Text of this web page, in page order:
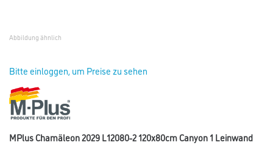
Abbildung ähnlich
Bitte einloggen, um Preise zu sehen
MPlus Chamäleon 2029 L12080-2 120x80cm Canyon 1 Leinwand